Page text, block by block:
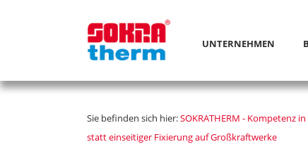
UNTERNEHMEN
Sie befinden sich hier:SOKRATHERM - Kompetenz in
statt einseitiger Fixierung auf Großkraftwerke